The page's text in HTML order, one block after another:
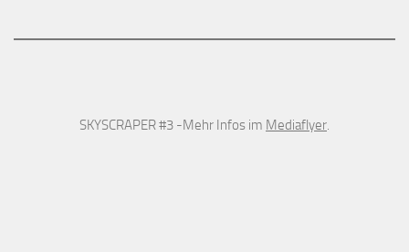
SKYSCRAPER #3 -Mehr Infos im Mediaflyer.